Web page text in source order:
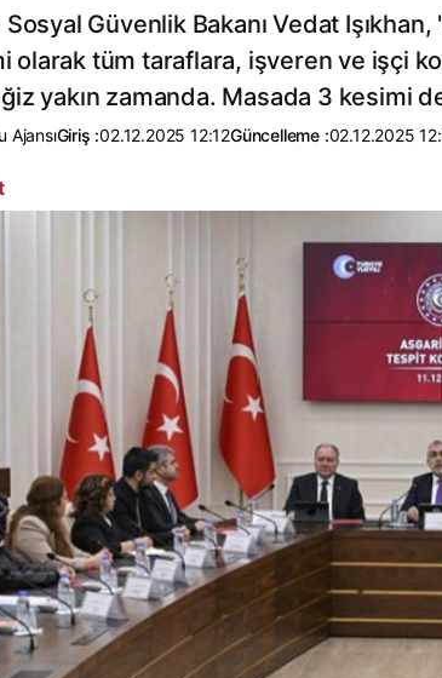
Sosyal Güvenlik Bakanı Vedat
olarak tüm taraflara, işveren ve işçi
yakın zamanda. Masada 3 kesimi
AjansıGiriş :02.12.2025 12:12Güncelleme :02.12.2025